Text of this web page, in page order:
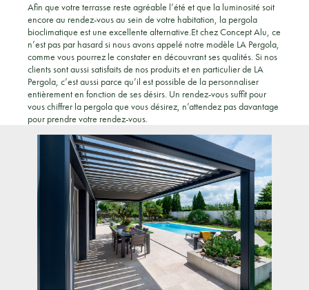
Afin que votre terrasse reste agréable l’été et que la luminosité soit
encore au rendez-vous au sein de votre habitation, la pergola
bioclimatique est une excellente alternative.Et chez Concept Alu, ce
n’est pas par hasard si nous avons appelé notre modèle LA Pergola,
comme vous pourrez le constater en découvrant ses qualités. Si nos
clients sont aussi satisfaits de nos produits et en particulier de LA
Pergola, c’est aussi parce qu’il est possible de la personnaliser
entièrement en fonction de ses désirs. Un rendez-vous suffit pour
vous chiffrer la pergola que vous désirez, n’attendez pas davantage
pour prendre votre rendez-vous.